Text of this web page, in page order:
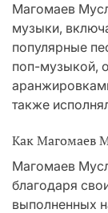
Магомаев
музыки,
популярные
поп-музыкой,
также
Как Магомаев
Магомаев
благодаря
выполненных